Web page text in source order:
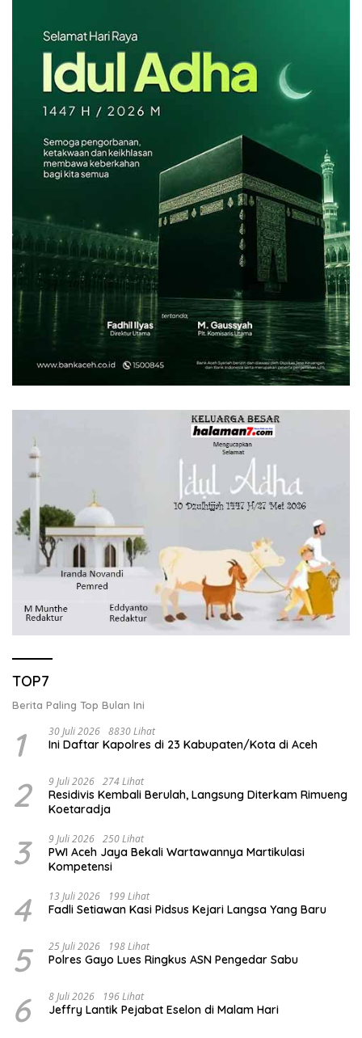
TOP7
Berita Paling Top Bulan Ini
1 30 Juli 2026 8830 Lihat
Ini Daftar Kapolres di 23 Kabupaten/Kota di Aceh
2 9 Juli 2026 274 Lihat
Residivis Kembali Berulah, Langsung Diterkam Rimueng
Koetaradja
3 9 Juli 2026 250 Lihat
PWI Aceh Jaya Bekali Wartawannya Martikulasi
Kompetensi
4 13 Juli 2026 199 Lihat
Fadli Setiawan Kasi Pidsus Kejari Langsa Yang Baru
5 25 Juli 2026 198 Lihat
Polres Gayo Lues Ringkus ASN Pengedar Sabu
6 8 Juli 2026 196 Lihat
Jeffry Lantik Pejabat Eselon di Malam Hari